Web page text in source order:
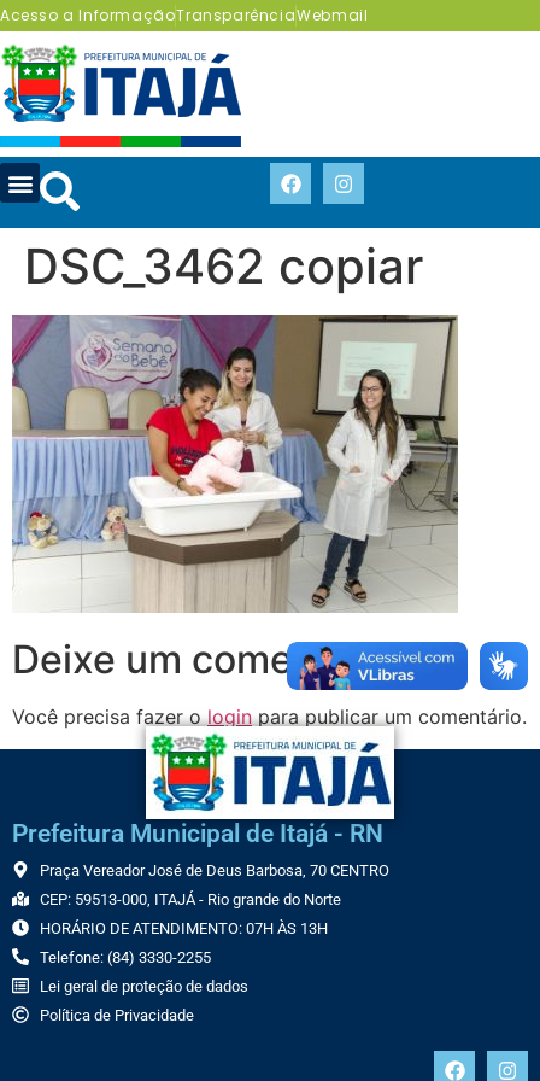
Acesso a InformaçãoTransparênciaWebmail
DSC_3462 copiar
Deixe um comentário
Você precisa fazer ologinpara publicar um comentário.
Prefeitura Municipal de Itajá - RN
Praça Vereador José de Deus Barbosa, 70 CENTRO
CEP: 59513-000, ITAJÁ - Rio grande do Norte
HORÁRIO DE ATENDIMENTO: 07H ÀS 13H
Telefone: (84) 3330-2255
Lei geral de proteção de dados
Política de Privacidade